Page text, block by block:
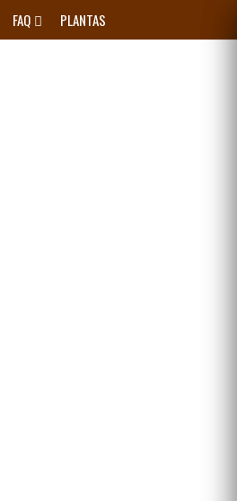
FAQ PLANTAS